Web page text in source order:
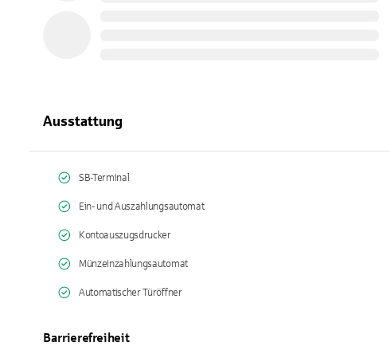
Ausstattung
SB-Terminal
Ein- und Auszahlungsautomat
Kontoauszugsdrucker
Münzeinzahlungsautomat
Automatischer Türöffner
Barrierefreiheit